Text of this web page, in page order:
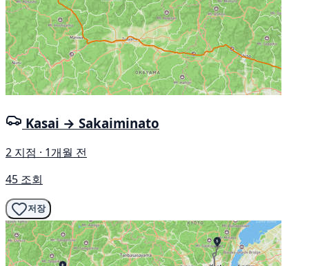
Kasai → Sakaiminato
2 지점 · 1개월 전
45 조회
저장